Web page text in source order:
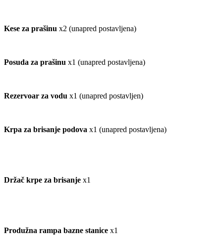
Kese za prašinu x2 (unapred postavljena)
Posuda za prašinu x1 (unapred postavljena)
Rezervoar za vodu x1 (unapred postavljen)
Krpa za brisanje podova x1 (unapred postavljena)
Držač krpe za brisanje x1
Produžna rampa bazne stanice x1